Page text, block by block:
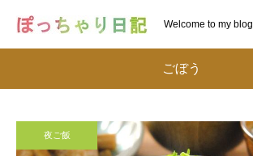
Welcome to my blog
ごぼう
夜ご飯